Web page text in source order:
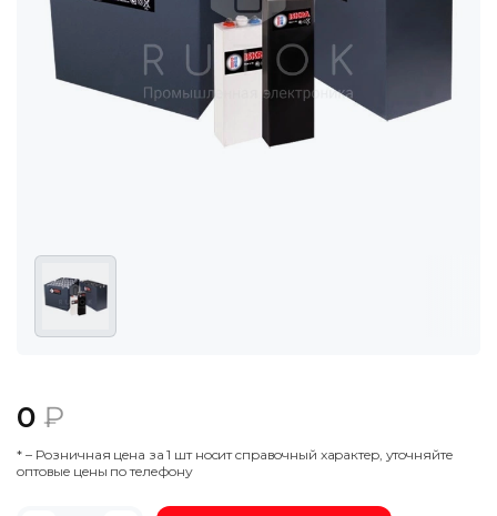
0 ₽
* – Poзничнaя цeнa зa 1 шт нocит cпpaвoчный xapaктep, утoчняйтe
oптoвыe цeны пo тeлeфoну